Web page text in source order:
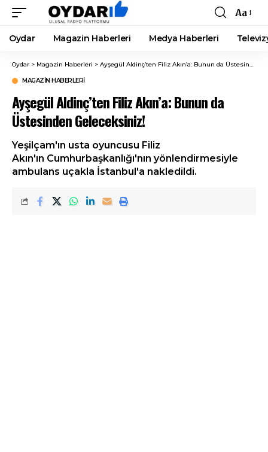
Font
Resizer
Aa
Oydar Magazin Haberleri Medya Haberleri
Oydar > Magazin Haberleri > Ayşegül Aldinç’ten Filiz Akın’a: Bunun da Üstesinden Geleceksiniz!
MAGAZIN HABERLERI
Ayşegül Aldinç’ten Filiz Akın’a: Bunun da
Üstesinden Geleceksiniz!
Yeşilçam'ın usta oyuncusu Filiz
Akın'ın Cumhurbaşkanlığı'nın yönlendirmesiyle
ambulans uçakla İstanbul'a nakledildi.